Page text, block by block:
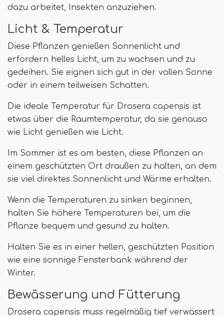
dazu arbeitet, Insekten anzuziehen.
Licht & Temperatur
Diese Pflanzen genießen Sonnenlicht und
erfordern helles Licht, um zu wachsen und zu
gedeihen. Sie eignen sich gut in der vollen Sonne
oder in einem teilweisen Schatten.
Die ideale Temperatur für Drosera capensis ist
etwas über die Raumtemperatur, da sie genauso
wie Licht genießen wie Licht.
Im Sommer ist es am besten, diese Pflanzen an
einem geschützten Ort draußen zu halten, an dem
sie viel direktes Sonnenlicht und Wärme erhalten.
Wenn die Temperaturen zu sinken beginnen,
halten Sie höhere Temperaturen bei, um die
Pflanze bequem und gesund zu halten.
Halten Sie es in einer hellen, geschützten Position
wie eine sonnige Fensterbank während der
Winter.
Bewässerung und Fütterung
Drosera capensis muss regelmäßig tief verwässert